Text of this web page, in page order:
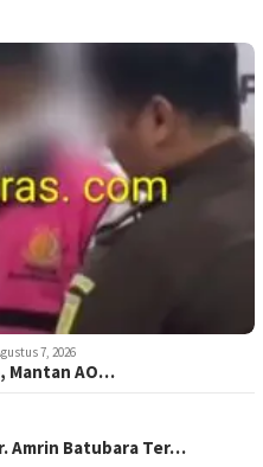
7, 2026
Mantan AO…
Amrin Batubara Ter…